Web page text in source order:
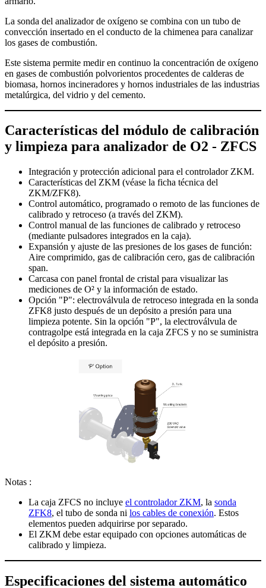
La sonda del analizador de oxígeno se combina con un tubo de
convección insertado en el conducto de la chimenea para canalizar
los gases de combustión.
Este sistema permite medir en continuo la concentración de oxígeno
en gases de combustión polvorientos procedentes de calderas de
biomasa, hornos incineradores y hornos industriales de las industrias
metalúrgica, del vidrio y del cemento.
Características del módulo de calibración
y limpieza para analizador de O2 - ZFCS
Integración y protección adicional para el controlador ZKM.
Características del ZKM (véase la ficha técnica del
ZKM/ZFK8).
Control automático, programado o remoto de las funciones de
calibrado y retroceso (a través del ZKM).
Control manual de las funciones de calibrado y retroceso
(mediante pulsadores integrados en la caja).
Expansión y ajuste de las presiones de los gases de función:
Aire comprimido, gas de calibración cero, gas de calibración
span.
Carcasa con panel frontal de cristal para visualizar las
mediciones de O² y la información de estado.
Opción "P": electroválvula de retroceso integrada en la sonda
ZFK8 justo después de un depósito a presión para una
limpieza potente. Sin la opción "P", la electroválvula de
contragolpe está integrada en la caja ZFCS y no se suministra
el depósito a presión.
Notas :
La caja ZFCS no incluye el controlador ZKM, la sonda
ZFK8, el tubo de sonda ni los cables de conexión. Estos
elementos pueden adquirirse por separado.
El ZKM debe estar equipado con opciones automáticas de
calibrado y limpieza.
Especificaciones del sistema automático